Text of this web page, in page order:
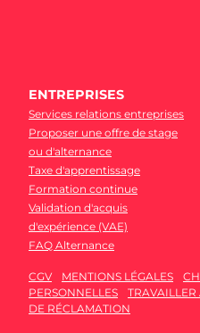
ENTREPRISES
Services relations entreprises
Proposer une offre de stage
ou d'alternance
Taxe d'apprentissage
Formation continue
Validation d'acquis
d'expérience (VAE)
FAQ Alternance
CGV MENTIONS LÉGALES
PERSONNELLES
TRAVAILLER
DE RÉCLAMATION